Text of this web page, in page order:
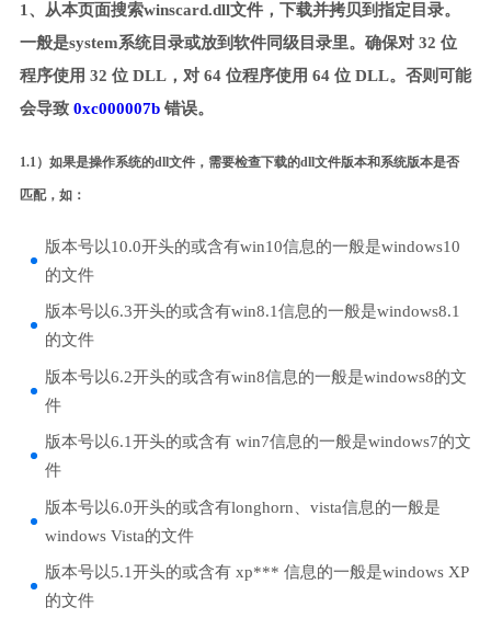
1、从本页面搜索winscard.dll文件，下载并拷贝到指定目录。
一般是system系统目录或放到软件同级目录里。确保对 32 位
程序使用 32 位 DLL，对 64 位程序使用 64 位 DLL。否则可能
会导致 0xc000007b错误。
1.1）如果是操作系统的dll文件，需要检查下载的dll文件版本和系统版本是否
匹配，如：
版本号以10.0开头的或含有win10信息的一般是windows10
的文件
版本号以6.3开头的或含有win8.1信息的一般是windows8.1
的文件
版本号以6.2开头的或含有win8信息的一般是windows8的文
件
版本号以6.1开头的或含有 win7信息的一般是windows7的文
件
版本号以6.0开头的或含有longhorn、vista信息的一般是
windows Vista的文件
版本号以5.1开头的或含有 xp*** 信息的一般是windows XP
的文件